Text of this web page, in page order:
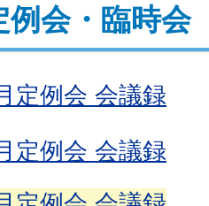
会・臨時会
定例会 会議録
定例会 会議録